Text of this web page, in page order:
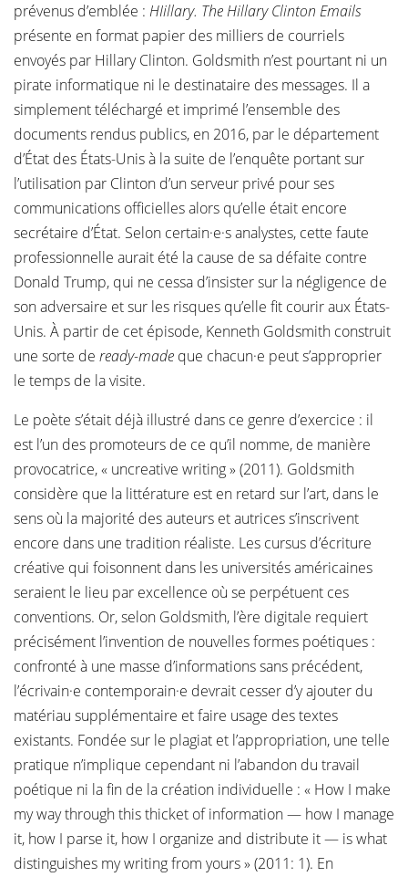
prévenus d’emblée : HIillary. The Hillary Clinton Emails
présente en format papier des milliers de courriels
envoyés par Hillary Clinton. Goldsmith n’est pourtant ni un
pirate informatique ni le destinataire des messages. Il a
simplement téléchargé et imprimé l’ensemble des
documents rendus publics, en 2016, par le département
d’État des États-Unis à la suite de l’enquête portant sur
l’utilisation par Clinton d’un serveur privé pour ses
communications officielles alors qu’elle était encore
secrétaire d’État. Selon certain·e·s analystes, cette faute
professionnelle aurait été la cause de sa défaite contre
Donald Trump, qui ne cessa d’insister sur la négligence de
son adversaire et sur les risques qu’elle fit courir aux États-
Unis. À partir de cet épisode, Kenneth Goldsmith construit
une sorte de ready-made que chacun·e peut s’approprier
le temps de la visite.
Le poète s’était déjà illustré dans ce genre d’exercice : il
est l’un des promoteurs de ce qu’il nomme, de manière
provocatrice, « uncreative writing » (2011). Goldsmith
considère que la littérature est en retard sur l’art, dans le
sens où la majorité des auteurs et autrices s’inscrivent
encore dans une tradition réaliste. Les cursus d’écriture
créative qui foisonnent dans les universités américaines
seraient le lieu par excellence où se perpétuent ces
conventions. Or, selon Goldsmith, l’ère digitale requiert
précisément l’invention de nouvelles formes poétiques :
confronté à une masse d’informations sans précédent,
l’écrivain·e contemporain·e devrait cesser d’y ajouter du
matériau supplémentaire et faire usage des textes
existants. Fondée sur le plagiat et l’appropriation, une telle
pratique n’implique cependant ni l’abandon du travail
poétique ni la fin de la création individuelle : « How I make
my way through this thicket of information — how I manage
it, how I parse it, how I organize and distribute it — is what
distinguishes my writing from yours » (2011: 1). En